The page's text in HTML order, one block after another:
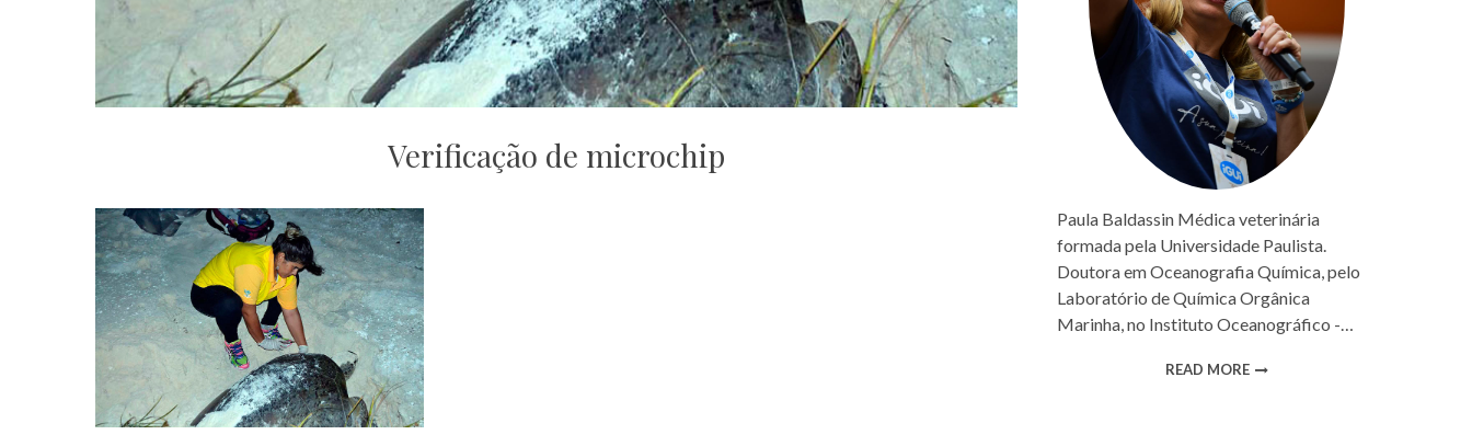
Verificação de microchip
Paula Baldassin Médica veterinária
formada pela Universidade Paulista.
Doutora em Oceanografia Química, pelo
Laboratório de Química Orgânica
Marinha, no Instituto Oceanográfico -…
READ MORE